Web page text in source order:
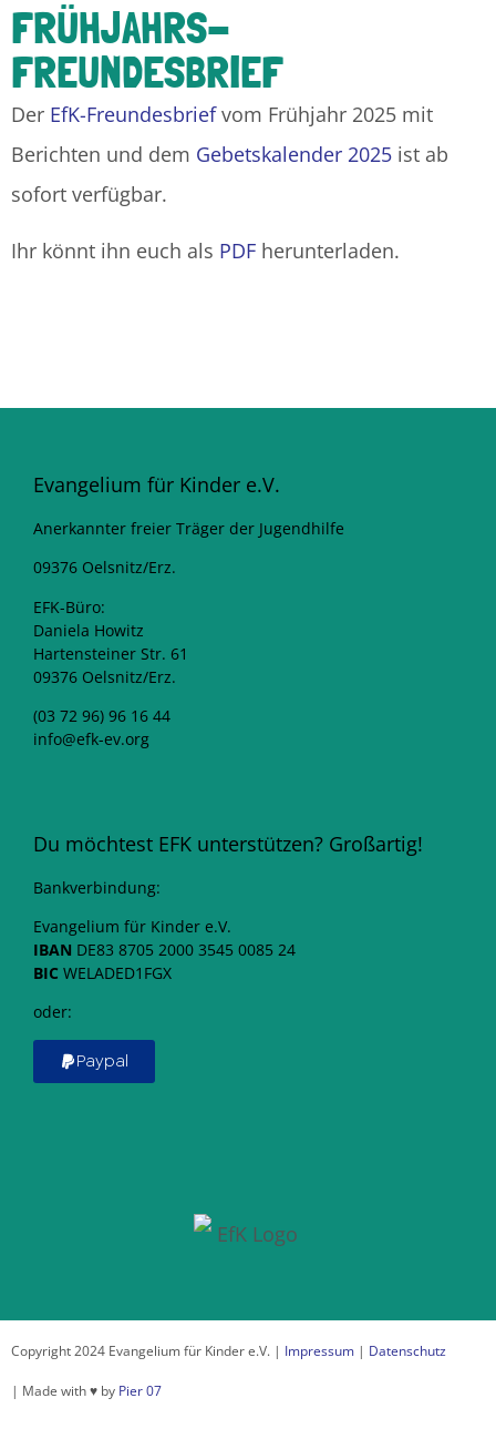
FRÜHJAHRS-
FREUNDESBRIEF
Der EfK-Freundesbriefvom Frühjahr 2025 mit
Berichten und dem Gebetskalender 2025 ist ab
sofort verfügbar.
Ihr könnt ihn euch als PDF herunterladen.
Evangelium für Kinder e.V.
Anerkannter freier Träger der Jugendhilfe
09376 Oelsnitz/Erz.
EFK-Büro:
Daniela Howitz
Hartensteiner Str. 61
09376 Oelsnitz/Erz.
(03 72 96) 96 16 44
info@efk-ev.org
Du möchtest EFK unterstützen? Großartig!
Bankverbindung:
Evangelium für Kinder e.V.
IBAN DE83 8705 2000 3545 0085 24
BIC WELADED1FGX
oder:
Paypal
Copyright 2024 Evangelium für Kinder e.V. | Impressum | Datenschutz
| Made with ♥ by Pier 07